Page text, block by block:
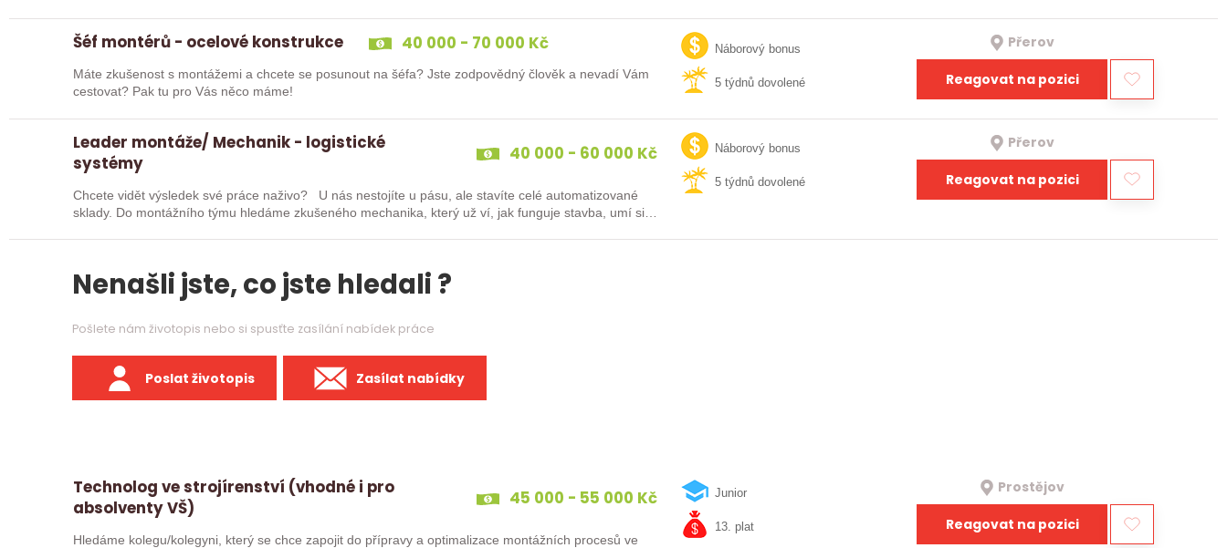
Šéf montérů - ocelové konstrukce 40 000 - 70 000 Kč
Máte zkušenost s montážemi a chcete se posunout na šéfa? Jste zodpovědný člověk a nevadí Vám
cestovat? Pak tu pro Vás něco máme!
Náborový bonus
5 týdnů dovolené
Přerov
Reagovat na pozici
Leader montáže/ Mechanik - logistické
systémy
40 000 - 60 000 Kč
Chcete vidět výsledek své práce naživo? U nás nestojíte u pásu, ale stavíte celé automatizované
sklady. Do montážního týmu hledáme zkušeného mechanika, který už ví, jak funguje stavba, umí si…
Náborový bonus
5 týdnů dovolené
Přerov
Reagovat na pozici
Nenašli jste, co jste hledali ?
Pošlete nám životopis nebo si spusťte zasílání nabídek práce
Poslat životopis Zasílat nabídky
Technolog ve strojírenství (vhodné i pro
absolventy VŠ)
45 000 - 55 000 Kč
Hledáme kolegu/kolegyni, který se chce zapojit do přípravy a optimalizace montážních procesů ve
Junior
13. plat
Prostějov
Reagovat na pozici